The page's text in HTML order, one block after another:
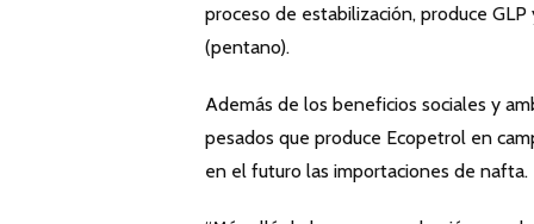
proceso de estabilización, produce
(pentano).
Además de los beneficios sociales y
pesados que produce Ecopetrol en
en el futuro las importaciones de nafta.